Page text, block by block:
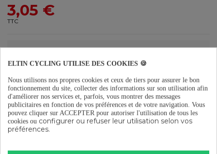
3,05 €
TTC
Livraison gratuite à partir de 29 €
Retours gratuits (15 jours)
ELTIN CYCLING UTILISE DES COOKIES 🍪
Nous utilisons nos propres cookies et ceux de tiers pour assurer le bon
fonctionnement du site, collecter des informations sur son utilisation afin
d'améliorer nos services et, parfois, vous montrer des messages
publicitaires en fonction de vos préférences et de votre navigation. Vous
pouvez cliquer sur ACCEPTER pour autoriser l'utilisation de tous les
cookies ou configurer ou refuser leur utilisation selon vos
préférences.